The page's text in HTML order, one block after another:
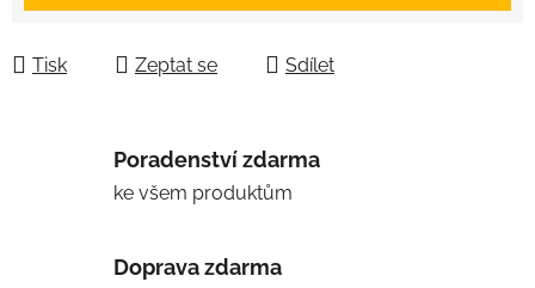
Tisk Zeptat se Sdílet
Poradenství zdarma
ke všem produktům
Doprava zdarma